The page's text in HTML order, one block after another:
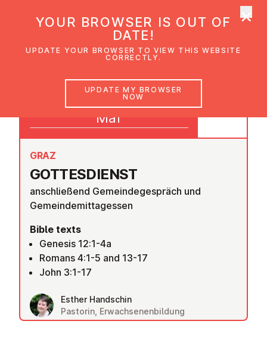
GOTTES­DI­ENST
GRAZ
anschließend Gemeindegespräch und
Gemeindemittagessen
Bible texts
Genesis 12:1-4a
Romans 4:1-5 and 13-17
John 3:1-17
Esther Handschin
Pastorin, Erwachsenenbildung
01
Mar
YOUR BROWSER IS OUT OF
DATE!
UPDATE YOUR BROWSER TO VIEW THIS WEBSITE
CORRECTLY.
UPDATE MY BROWSER
NOW
×